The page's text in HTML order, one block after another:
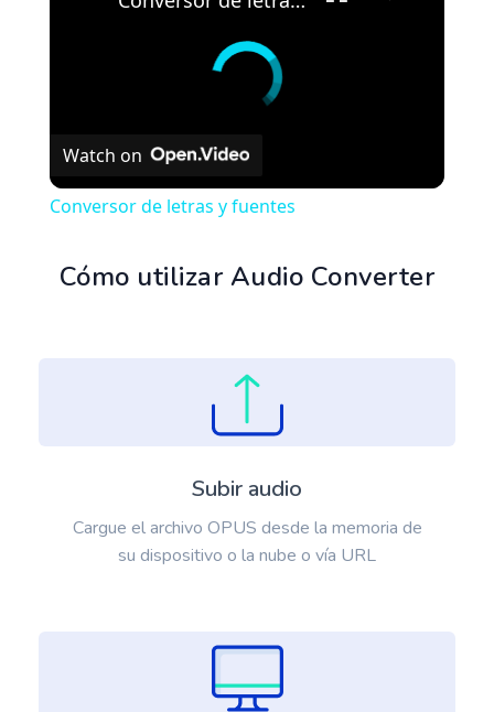
Watch on
Conversor de letras y fuentes
Cómo utilizar Audio Converter
Subir audio
Cargue el archivo OPUS desde la memoria de
su dispositivo o la nube o vía URL